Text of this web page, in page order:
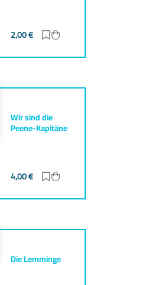
2,00€ Zur Merkliste
Wir sind die
Peene-Kapitäne
4,00€ Zur Merkliste
Die Lemminge